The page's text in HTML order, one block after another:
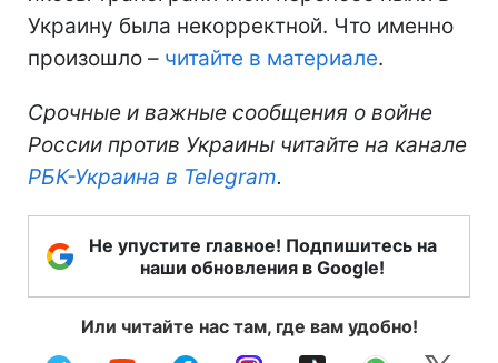
Украину была некорректной. Что именно
произошло – читайте в материале.
Срочные и важные сообщения о войне
России против Украины читайте на канале
РБК-Украина в Telegram.
Не упустите главное! Подпишитесь на
наши обновления в Google!
Или читайте нас там, где вам удобно!